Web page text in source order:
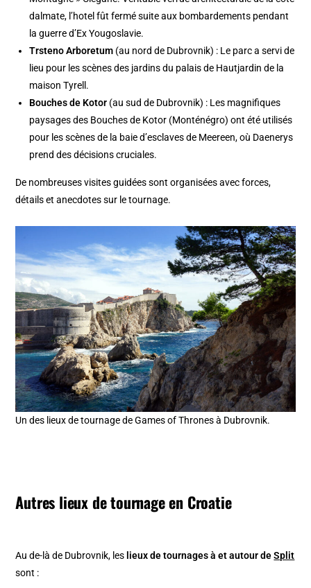
dalmate, l’hotel fût fermé suite aux bombardements pendant
la guerre d’Ex Yougoslavie.
Trsteno Arboretum (au nord de Dubrovnik) : Le parc a servi de
lieu pour les scènes des jardins du palais de Hautjardin de la
maison Tyrell.
Bouches de Kotor (au sud de Dubrovnik) : Les magnifiques
paysages des Bouches de Kotor (Monténégro) ont été utilisés
pour les scènes de la baie d’esclaves de Meereen, où Daenerys
prend des décisions cruciales.
De nombreuses visites guidées sont organisées avec forces,
détails et anecdotes sur le tournage.
Un des lieux de tournage de Games of Thrones à Dubrovnik.
Autres lieux de tournage en Croatie
Au de-là de Dubrovnik, les lieux de tournages à et autour deSplit
sont :